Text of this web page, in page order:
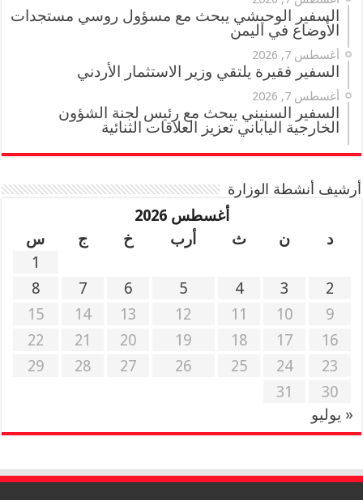
السفير الوحيشي يبحث مع مسؤول روسي مستجدات
الأوضاع في اليمن
أغسطس 7, 2026
السفير فقيرة يلتقي وزير الاستثمار الأردني
أغسطس 7, 2026
السفير السنيني يبحث مع رئيس لجنة الشؤون
الخارجية الياباني تعزيز العلاقات الثنائية
أرشيف أنشطة الوزارة
أغسطس 2026
د
ن ث أرب خ ج
س
1
2
3
4
5
6
7
8
9
10
11
12
13
14
15
16
17
18
19
20
21
22
23
24
25
26
27
28
29
30
31
« يوليو